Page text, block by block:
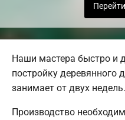
Наши мастера быстро и
постройку деревянного
занимает от двух недель.
Производство